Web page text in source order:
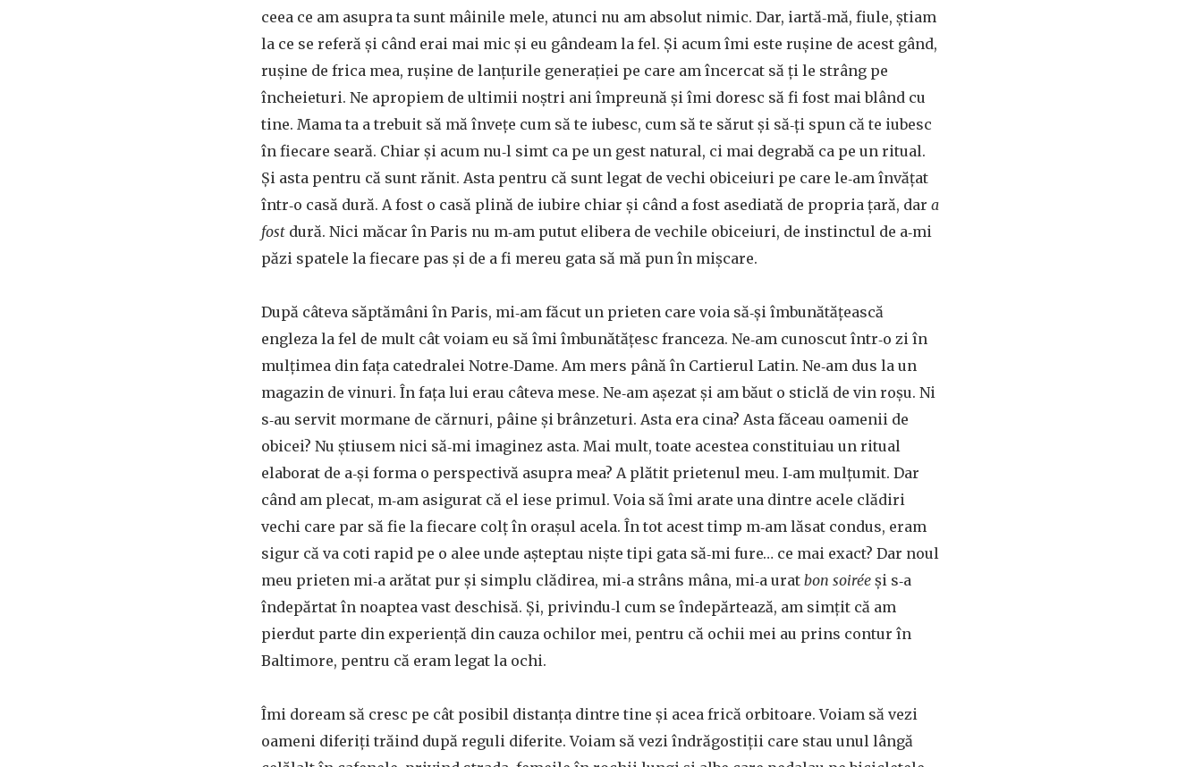
ceea ce am asupra ta sunt mâinile mele, atunci nu am absolut nimic. Dar, iartă‑mă, fiule, știam
la ce se referă și când erai mai mic și eu gândeam la fel. Și acum îmi este rușine de acest gând,
rușine de frica mea, rușine de lanțurile generației pe care am încercat să ți le strâng pe
încheieturi. Ne apropiem de ultimii noștri ani împreună și îmi doresc să fi fost mai blând cu
tine. Mama ta a trebuit să mă învețe cum să te iubesc, cum să te sărut și să‑ți spun că te iubesc
în fiecare seară. Chiar și acum nu‑l simt ca pe un gest natural, ci mai degrabă ca pe un ritual.
Și asta pentru că sunt rănit. Asta pentru că sunt legat de vechi obiceiuri pe care le‑am învățat
într‑o casă dură. A fost o casă plină de iubire chiar și când a fost asediată de propria țară, dar a
fost dură. Nici măcar în Paris nu m‑am putut elibera de vechile obiceiuri, de instinctul de a‑mi
păzi spatele la fiecare pas și de a fi mereu gata să mă pun în mișcare.
După câteva săptămâni în Paris, mi‑am făcut un prieten care voia să‑și îmbunătățească
engleza la fel de mult cât voiam eu să îmi îmbunătățesc franceza. Ne‑am cunoscut într‑o zi în
mulțimea din fața catedralei Notre‑Dame. Am mers până în Cartierul Latin. Ne‑am dus la un
magazin de vinuri. În fața lui erau câteva mese. Ne‑am așezat și am băut o sticlă de vin roșu. Ni
s‑au servit mormane de cărnuri, pâine și brânzeturi. Asta era cina? Asta făceau oamenii de
obicei? Nu știusem nici să‑mi imaginez asta. Mai mult, toate acestea constituiau un ritual
elaborat de a‑și forma o perspectivă asupra mea? A plătit prietenul meu. I‑am mulțumit. Dar
când am plecat, m‑am asigurat că el iese primul. Voia să îmi arate una dintre acele clădiri
vechi care par să fie la fiecare colț în orașul acela. În tot acest timp m‑am lăsat condus, eram
sigur că va coti rapid pe o alee unde așteptau niște tipi gata să‑mi fure… ce mai exact? Dar noul
meu prieten mi‑a arătat pur și simplu clădirea, mi‑a strâns mâna, mi‑a urat bon soirée și s‑a
îndepărtat în noaptea vast deschisă. Și, privindu‑l cum se îndepărtează, am simțit că am
pierdut parte din experiență din cauza ochilor mei, pentru că ochii mei au prins contur în
Baltimore, pentru că eram legat la ochi.
Îmi doream să cresc pe cât posibil distanța dintre tine și acea frică orbitoare. Voiam să vezi
oameni diferiți trăind după reguli diferite. Voiam să vezi îndrăgostiții care stau unul lângă